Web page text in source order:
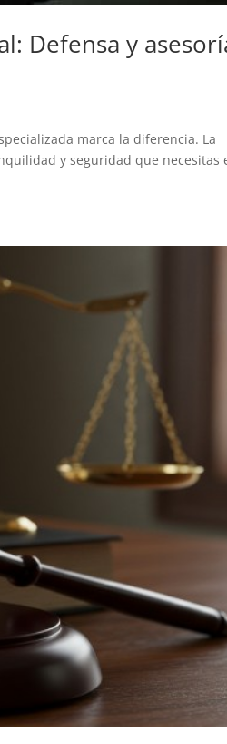
Defensa y
marca la diferencia. La
y seguridad que necesitas